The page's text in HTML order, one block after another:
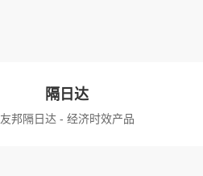
隔日达
友邦隔日达 - 经济时效产品